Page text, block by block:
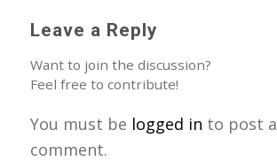
Leave a Reply
Want to join the discussion?
Feel free to contribute!
You must be logged in to post a
comment.